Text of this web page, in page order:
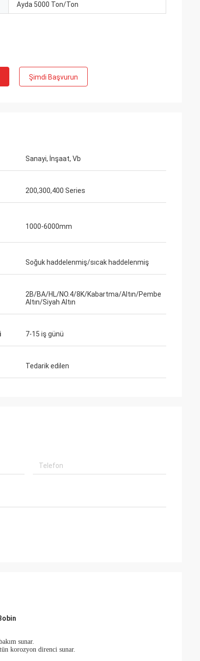
Ayda 5000 Ton/Ton
Şimdi Başvurun
Sanayi, İnşaat, Vb
200,300,400 Series
1000-6000mm
Soğuk haddelenmiş/sıcak haddelenmiş
2B/BA/HL/NO.4/8K/Kabartma/Altın/Pembe
Altın/Siyah Altın
7-15 iş günü
Tedarik edilen
sunar.
korozyon direnci sunar.